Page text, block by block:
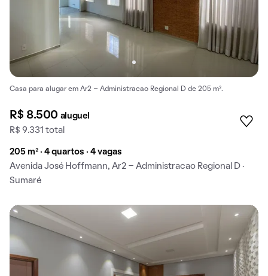
Casa para alugar em Ar2 - Administracao Regional D de 205 m².
R$ 8.500 aluguel
R$ 9.331 total
205 m² · 4 quartos · 4 vagas
Avenida José Hoffmann, Ar2 - Administracao Regional D ·
Sumaré